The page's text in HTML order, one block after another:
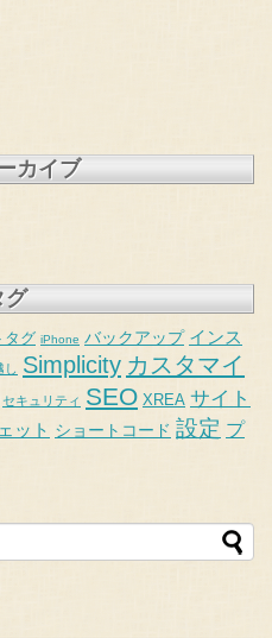
カイブ
グ
タグ iPhone バックアップ インス
し Simplicity カスタマイ
セキュリティ SEO XREA サイト
ット ショートコード 設定 プ